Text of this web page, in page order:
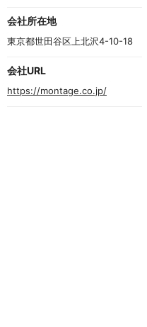
会社所在地
東京都世田谷区上北沢4-10-18
会社URL
https://montage.co.jp/